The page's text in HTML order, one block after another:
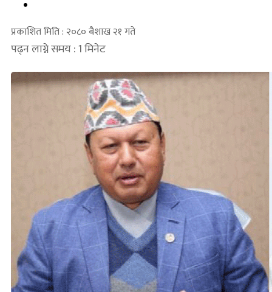
प्रकाशित मिति : २०८० बैशाख २१ गते
पढ्न लाग्ने समय : 1 मिनेट